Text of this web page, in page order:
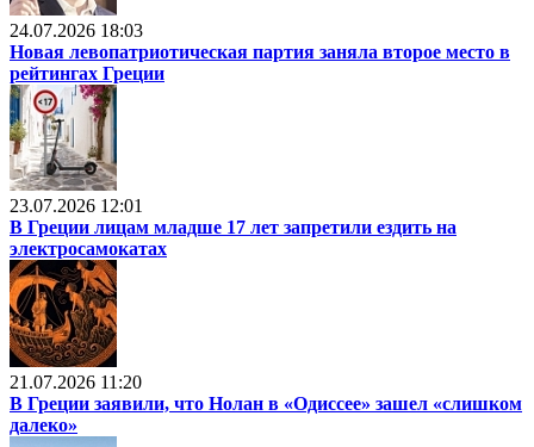
24.07.2026 18:03
Новая левопатриотическая партия заняла второе место в
рейтингах Греции
23.07.2026 12:01
В Греции лицам младше 17 лет запретили ездить на
электросамокатах
21.07.2026 11:20
В Греции заявили, что Нолан в «Одиссее» зашел «слишком
далеко»